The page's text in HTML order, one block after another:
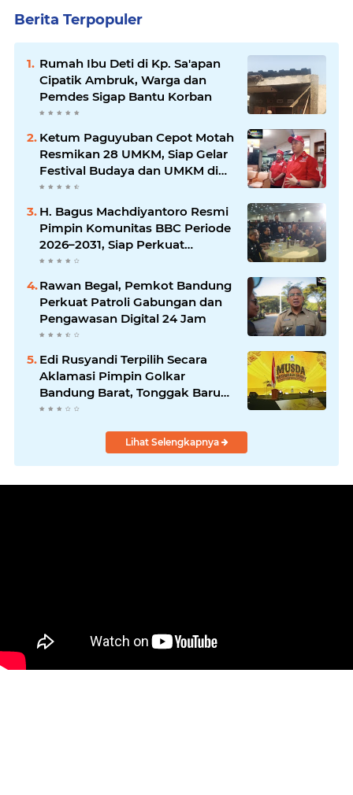
Berita Terpopuler
Rumah Ibu Deti di Kp. Sa'apan
Cipatik Ambruk, Warga dan
Pemdes Sigap Bantu Korban
Ketum Paguyuban Cepot Motah
Resmikan 28 UMKM, Siap Gelar
Festival Budaya dan UMKM di
Jalan Braga
H. Bagus Machdiyantoro Resmi
Pimpin Komunitas BBC Periode
2026–2031, Siap Perkuat
Solidaritas dan Hadirkan
Program Nyata untuk
Masyarakat
Rawan Begal, Pemkot Bandung
Perkuat Patroli Gabungan dan
Pengawasan Digital 24 Jam
Edi Rusyandi Terpilih Secara
Aklamasi Pimpin Golkar
Bandung Barat, Tonggak Baru
Kepemimpinan Harmonis
Lihat Selengkapnya